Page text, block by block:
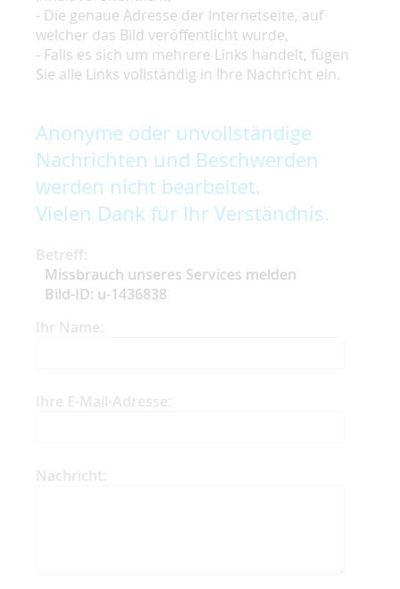
- Die genaue Adresse der Internetseite, auf
welcher das Bild veröffentlicht wurde,
- Falls es sich um mehrere Links handelt, fügen
Sie alle Links vollständig in Ihre Nachricht ein.
Anonyme oder unvollständige
Nachrichten und Beschwerden
werden nicht bearbeitet.
Vielen Dank für Ihr Verständnis.
Betreff:
Missbrauch unseres Services melden
Bild-ID: u-1436838
Ihr Name:
Ihre E-Mail-Adresse:
Nachricht: